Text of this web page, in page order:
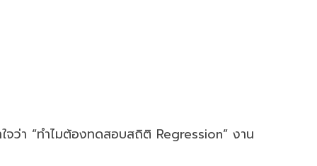
จว่า “ทำไมต้องทดสอบสถิติ Regression” งาน